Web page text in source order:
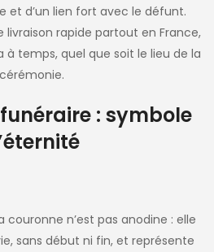
et d’un lien fort avec le défunt.
livraison rapide partout en France,
temps, quel que soit le lieu de la
cérémonie.
: symbole
n’est pas anodine : elle
sans début ni fin, et représente